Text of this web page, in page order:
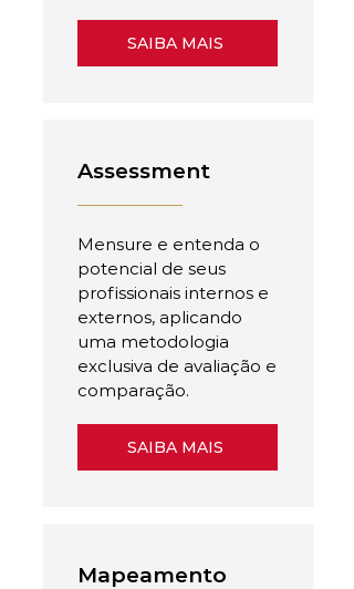
SAIBA MAIS
Assessment
Mensure e entenda o
potencial de seus
profissionais internos e
externos, aplicando
uma metodologia
exclusiva de avaliação e
comparação.
SAIBA MAIS
Mapeamento